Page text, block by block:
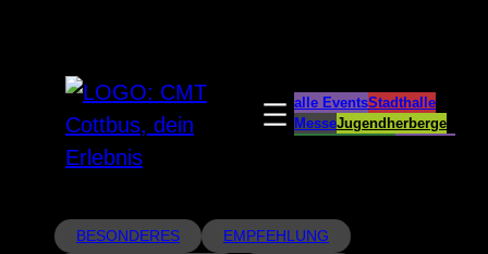
springen
alle EventsStadthalle
MesseJugendherberge
BESONDERES
EMPFEHLUNG